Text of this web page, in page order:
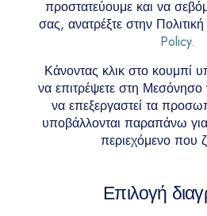
προστατεύουμε και να
σας, ανατρέξτε στην
Policy.
Κάνοντας κλικ στο κουμπί
να επιτρέψετε στη Μεσόνησο
να επεξεργαστεί τα
υποβάλλονται παραπάνω
περιεχόμενο που
Επιλογή